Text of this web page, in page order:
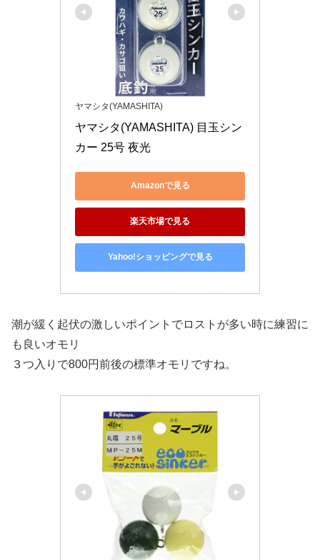
ヤマシタ(YAMASHITA)
ヤマシタ(YAMASHITA) 目玉シン
カー 25号 夜光
Amazonで見る
楽天市場で見る
Yahoo!ショッピングで見る
潮が緩く起伏の激しいポイントでロストが多い時に練習に
も良いオモリ
３つ入りで800円前後の標準オモリですね。